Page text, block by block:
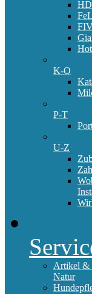
HD
K-O
P-T
U-Z
Artikel &
Natur